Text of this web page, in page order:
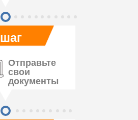
шаг
Отправьте
свои
документы